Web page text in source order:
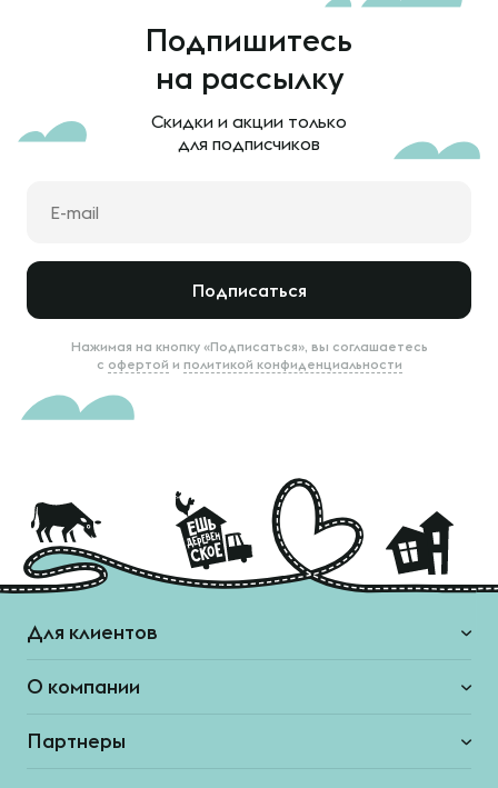
Подпишитесь
на рассылку
Скидки и акции только
для подписчиков
Подписаться
Нажимая на кнопку «Подписаться», вы соглашаетесь
с офертой и политикой конфиденциальности
Для клиентов
О компании
Партнеры